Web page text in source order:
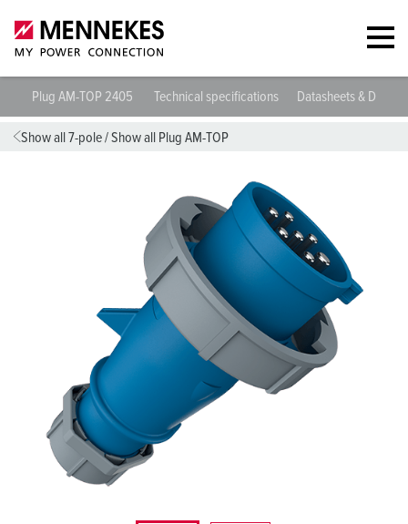
Plug AM-TOP 2405 Technical specifications Datasheets &
Show all 7-pole/Show all Plug AM-TOP